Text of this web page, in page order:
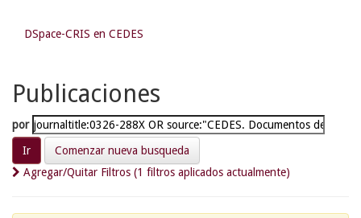
DSpace-CRIS en CEDES
Publicaciones
por
Comenzar nueva busqueda
Agregar/Quitar Filtros (1 filtros aplicados actualmente)